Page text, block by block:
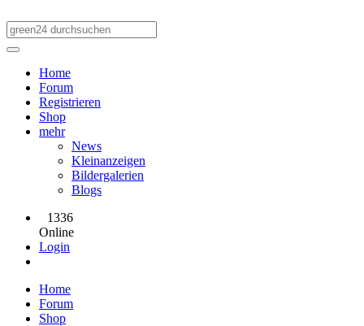
Home
Forum
Registrieren
Shop
mehr
News
Kleinanzeigen
Bildergalerien
Blogs
1336
Online
Login
Home
Forum
Shop